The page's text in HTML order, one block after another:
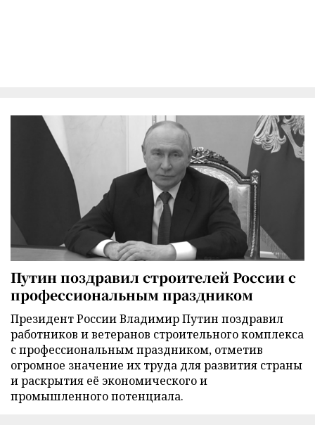
Путин поздравил строителей России с
профессиональным праздником
Президент России Владимир Путин поздравил
работников и ветеранов строительного комплекса
с профессиональным праздником, отметив
огромное значение их труда для развития страны
и раскрытия её экономического и
промышленного потенциала.